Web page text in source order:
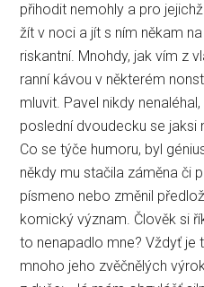
přihodit nemohly a pro
žít v noci a jít s ním někam
riskantní. Mnohdy, jak vím z
ranní kávou v některém
mluvit. Pavel nikdy
poslední dvoudecku se jaksi
Co se týče humoru, byl
někdy mu stačila záměna či
písmeno nebo změnil
komický význam. Člověk si
to nenapadlo mne? Vždyť je
mnoho jeho zvěčnělých